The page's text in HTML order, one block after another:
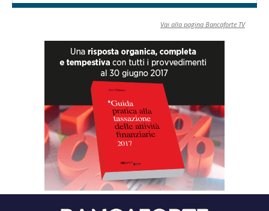
Vai alla pagina Bancaforte TV